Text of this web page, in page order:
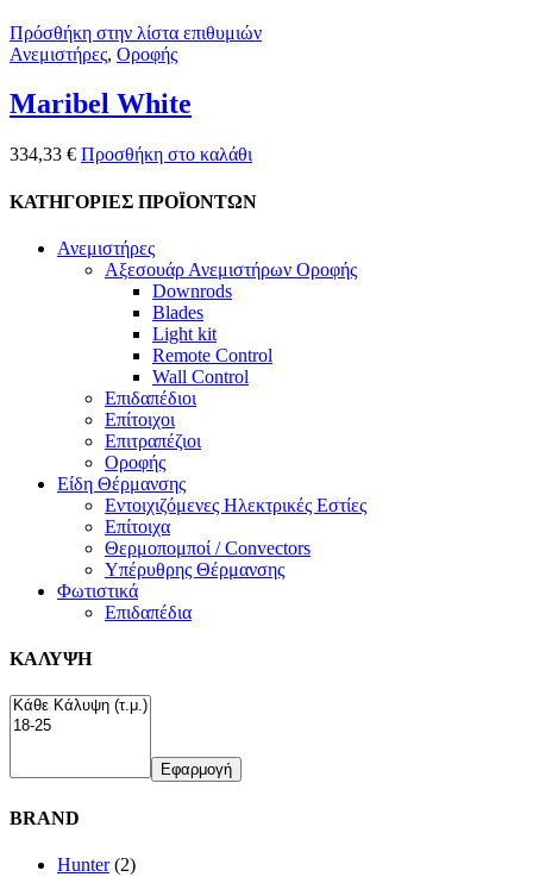
Πρόσθήκη στην λίστα επιθυμιών
Ανεμιστήρες, Οροφής
Maribel White
334,33 € Προσθήκη στο καλάθι
ΚΑΤΗΓΟΡΙΕΣ ΠΡΟΪΟΝΤΩΝ
Ανεμιστήρες
Αξεσουάρ Ανεμιστήρων Οροφής
Downrods
Blades
Light kit
Remote Control
Wall Control
Επιδαπέδιοι
Επίτοιχοι
Επιτραπέζιοι
Οροφής
Είδη Θέρμανσης
Εντοιχιζόμενες Ηλεκτρικές Εστίες
Επίτοιχα
Θερμοπομποί / Convectors
Υπέρυθρης Θέρμανσης
Φωτιστικά
Επιδαπέδια
ΚΑΛΥΨΗ
Εφαρμογή
BRAND
Hunter (2)